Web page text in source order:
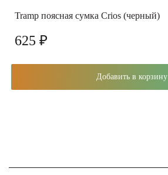
Tramp поясная сумка Crios (черный)
625 ₽
Добавить в корзину